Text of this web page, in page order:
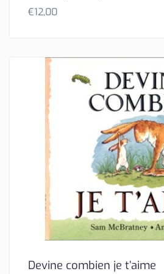
€12,00
Devine combien je t’aime